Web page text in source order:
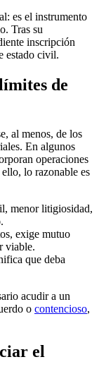
es el instrumento
Tras su
inscripción
estado civil.
de
al menos, de los
En algunos
operaciones
lo razonable es
menor litigiosidad,
exige mutuo
viable.
que deba
acudir a un
o contencioso,
el